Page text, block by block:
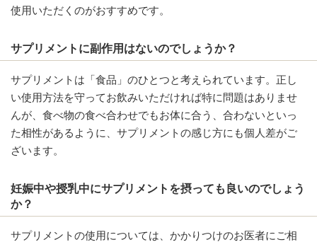
使用いただくのがおすすめです。
サプリメントに副作用はないのでしょうか？
サプリメントは「食品」のひとつと考えられています。正し
い使用方法を守ってお飲みいただければ特に問題はありませ
んが、食べ物の食べ合わせでもお体に合う、合わないといっ
た相性があるように、サプリメントの感じ方にも個人差がご
ざいます。
妊娠中や授乳中にサプリメントを摂っても良いのでしょう
か？
サプリメントの使用については、かかりつけのお医者にご相